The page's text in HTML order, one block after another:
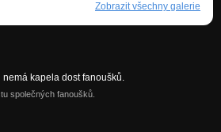
Zobrazit všechny galerie
kapela dost fanoušků.
společných fanoušků.